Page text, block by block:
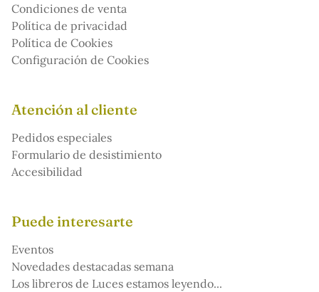
Condiciones de venta
Política de privacidad
Política de Cookies
Configuración de Cookies
Atención al cliente
Pedidos especiales
Formulario de desistimiento
Accesibilidad
Puede interesarte
Eventos
Novedades destacadas semana
Los libreros de Luces estamos leyendo...